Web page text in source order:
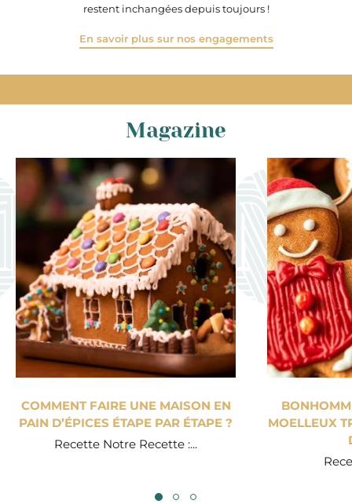
restent inchangées depuis toujours !
En savoir plus sur nos engagements
Magazine
COMMENT FAIRE UNE MAISON EN
PAIN D’ÉPICES ÉTAPE PAR ÉTAPE ?
Recette Notre Recette :...
MOELLEUX